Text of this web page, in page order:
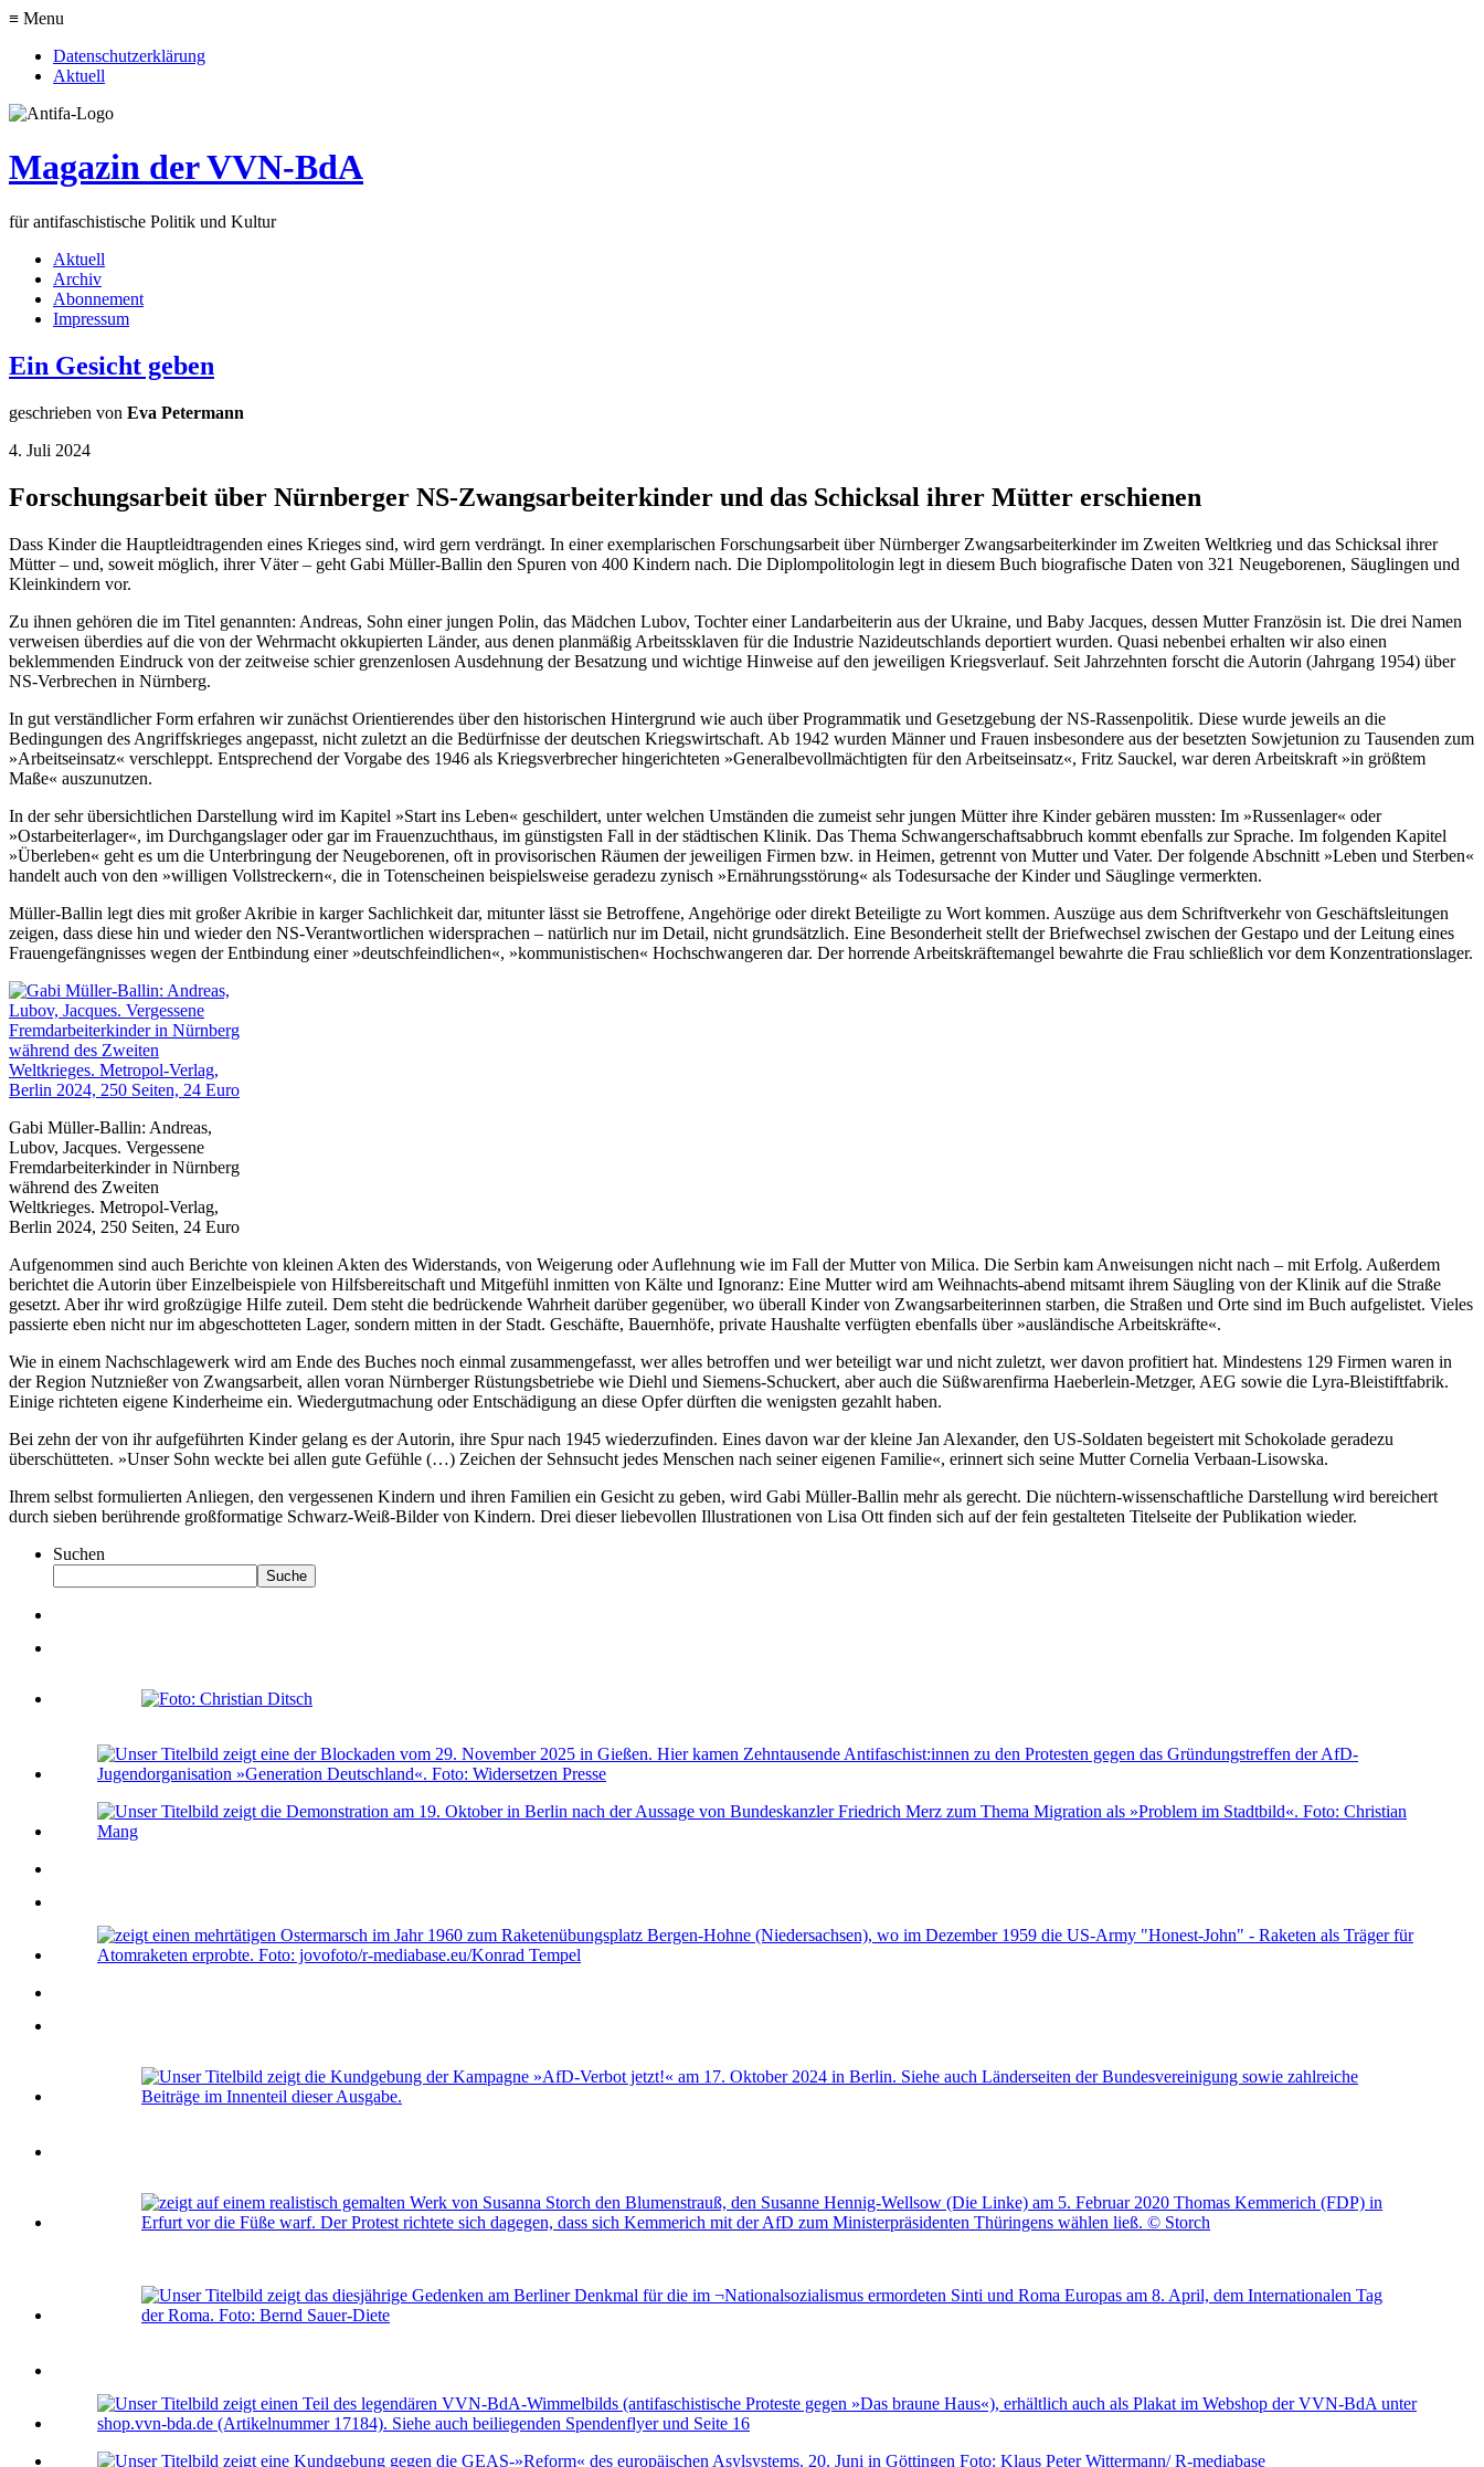
≡ Menu
Datenschutzerklärung
Aktuell
Magazin der VVN-BdA
für antifaschistische Politik und Kultur
Aktuell
Archiv
Abonnement
Impressum
Ein Gesicht geben
geschrieben von Eva Petermann
4. Juli 2024
Forschungsarbeit über Nürnberger NS-Zwangsarbeiterkinder und das Schicksal ihrer Mütter erschienen
Dass Kinder die Hauptleidtragenden eines Krieges sind, wird gern verdrängt. In einer exemplarischen Forschungsarbeit über Nürnberger Zwangsarbeiterkinder im Zweiten Weltkrieg und das Schicksal ihrer
Mütter – und, soweit möglich, ihrer Väter – geht Gabi Müller-Ballin den Spuren von 400 Kindern nach. Die Diplompolitologin legt in diesem Buch biografische Daten von 321 Neugeborenen, Säuglingen und
Kleinkindern vor.
Zu ihnen gehören die im Titel genannten: Andreas, Sohn einer jungen Polin, das Mädchen Lubov, Tochter einer Landarbeiterin aus der Ukraine, und Baby Jacques, dessen Mutter Französin ist. Die drei Namen
verweisen überdies auf die von der Wehrmacht okkupierten Länder, aus denen planmäßig Arbeitssklaven für die Industrie Nazideutschlands deportiert wurden. Quasi nebenbei erhalten wir also einen
beklemmenden Eindruck von der zeitweise schier grenzenlosen Ausdehnung der Besatzung und wichtige Hinweise auf den jeweiligen Kriegsverlauf. Seit Jahrzehnten forscht die Autorin (Jahrgang 1954) über
NS-Verbrechen in Nürnberg.
In gut verständlicher Form erfahren wir zunächst Orientierendes über den historischen Hintergrund wie auch über Programmatik und Gesetzgebung der NS-Rassenpolitik. Diese wurde jeweils an die
Bedingungen des Angriffskrieges angepasst, nicht zuletzt an die Bedürfnisse der deutschen Kriegswirtschaft. Ab 1942 wurden Männer und Frauen insbesondere aus der besetzten Sowjetunion zu Tausenden zum
»Arbeitseinsatz« verschleppt. Entsprechend der Vorgabe des 1946 als Kriegsverbrecher hingerichteten »Generalbevollmächtigten für den Arbeitseinsatz«, Fritz Sauckel, war deren Arbeitskraft »in größtem
Maße« auszunutzen.
In der sehr übersichtlichen Darstellung wird im Kapitel »Start ins Leben« geschildert, unter welchen Umständen die zumeist sehr jungen Mütter ihre Kinder gebären mussten: Im »Russenlager« oder
»Ostarbeiterlager«, im Durchgangslager oder gar im Frauenzuchthaus, im günstigsten Fall in der städtischen Klinik. Das Thema Schwangerschaftsabbruch kommt ebenfalls zur Sprache. Im folgenden Kapitel
»Überleben« geht es um die Unterbringung der Neugeborenen, oft in provisorischen Räumen der jeweiligen Firmen bzw. in Heimen, getrennt von Mutter und Vater. Der folgende Abschnitt »Leben und Sterben«
handelt auch von den »willigen Vollstreckern«, die in Totenscheinen beispielsweise geradezu zynisch »Ernährungsstörung« als Todesursache der Kinder und Säuglinge vermerkten.
Müller-Ballin legt dies mit großer Akribie in karger Sachlichkeit dar, mitunter lässt sie Betroffene, Angehörige oder direkt Beteiligte zu Wort kommen. Auszüge aus dem Schriftverkehr von Geschäftsleitungen
zeigen, dass diese hin und wieder den NS-Verantwortlichen widersprachen – natürlich nur im Detail, nicht grundsätzlich. Eine Besonderheit stellt der Briefwechsel zwischen der Gestapo und der Leitung eines
Frauengefängnisses wegen der Entbindung einer »deutschfeindlichen«, »kommunistischen« Hochschwangeren dar. Der horrende Arbeitskräftemangel bewahrte die Frau schließlich vor dem Konzentrationslager.
Gabi Müller-Ballin: Andreas,
Lubov, Jacques. Vergessene
Fremdarbeiterkinder in Nürnberg
während des Zweiten
Weltkrieges. Metropol-Verlag,
Berlin 2024, 250 Seiten, 24 Euro
Aufgenommen sind auch Berichte von kleinen Akten des Widerstands, von Weigerung oder Auflehnung wie im Fall der Mutter von Milica. Die Serbin kam Anweisungen nicht nach – mit Erfolg. Außerdem
berichtet die Autorin über Einzelbeispiele von Hilfsbereitschaft und Mitgefühl inmitten von Kälte und Ignoranz: Eine Mutter wird am Weihnachts-abend mitsamt ihrem Säugling von der Klinik auf die Straße
gesetzt. Aber ihr wird großzügige Hilfe zuteil. Dem steht die bedrückende Wahrheit darüber gegenüber, wo überall Kinder von Zwangsarbeiterinnen starben, die Straßen und Orte sind im Buch aufgelistet. Vieles
passierte eben nicht nur im abgeschotteten Lager, sondern mitten in der Stadt. Geschäfte, Bauernhöfe, private Haushalte verfügten ebenfalls über »ausländische Arbeitskräfte«.
Wie in einem Nachschlagewerk wird am Ende des Buches noch einmal zusammengefasst, wer alles betroffen und wer beteiligt war und nicht zuletzt, wer davon profitiert hat. Mindestens 129 Firmen waren in
der Region Nutznießer von Zwangsarbeit, allen voran Nürnberger Rüstungsbetriebe wie Diehl und Siemens-Schuckert, aber auch die Süßwarenfirma Haeberlein-Metzger, AEG sowie die Lyra-Bleistiftfabrik.
Einige richteten eigene Kinderheime ein. Wiedergutmachung oder Entschädigung an diese Opfer dürften die wenigsten gezahlt haben.
Bei zehn der von ihr aufgeführten Kinder gelang es der Autorin, ihre Spur nach 1945 wiederzufinden. Eines davon war der kleine Jan Alexander, den US-Soldaten begeistert mit Schokolade geradezu
überschütteten. »Unser Sohn weckte bei allen gute Gefühle (…) Zeichen der Sehnsucht jedes Menschen nach seiner eigenen Familie«, erinnert sich seine Mutter Cornelia Verbaan-Lisowska.
Ihrem selbst formulierten Anliegen, den vergessenen Kindern und ihren Familien ein Gesicht zu geben, wird Gabi Müller-Ballin mehr als gerecht. Die nüchtern-wissenschaftliche Darstellung wird bereichert
durch sieben berührende großformatige Schwarz-Weiß-Bilder von Kindern. Drei dieser liebevollen Illustrationen von Lisa Ott finden sich auf der fein gestalteten Titelseite der Publikation wieder.
Suchen
Suche